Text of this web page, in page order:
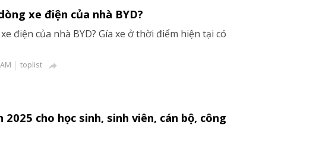
xe điện của nhà BYD?
điện của nhà BYD? Gía xe ở thời điểm hiện tại có
toplist 
cho học sinh, sinh viên, cán bộ, công